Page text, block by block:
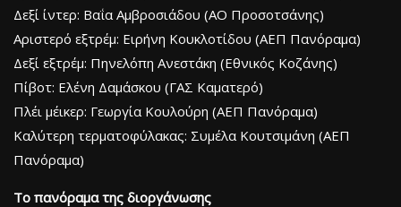
Δεξί ίντερ: Βαΐα Αμβροσιάδου (ΑΟ Προσοτσάνης)
Αριστερό εξτρέμ: Ειρήνη Κουκλοτίδου (ΑΕΠ Πανόραμα)
Δεξί εξτρέμ: Πηνελόπη Ανεστάκη (Εθνικός Κοζάνης)
Πίβοτ: Ελένη Δαμάσκου (ΓΑΣ Καματερό)
Πλέι μέικερ: Γεωργία Κουλούρη (ΑΕΠ Πανόραμα)
Καλύτερη τερματοφύλακας: Συμέλα Κουτσιμάνη (ΑΕΠ
Πανόραμα)
Το πανόραμα της διοργάνωσης